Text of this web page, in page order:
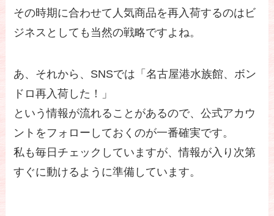
その時期に合わせて人気商品を再入荷するのはビ
ジネスとしても当然の戦略ですよね。
あ、それから、SNSでは「名古屋港水族館、ボン
ドロ再入荷した！」
という情報が流れることがあるので、公式アカウ
ントをフォローしておくのが一番確実です。
私も毎日チェックしていますが、情報が入り次第
すぐに動けるように準備しています。